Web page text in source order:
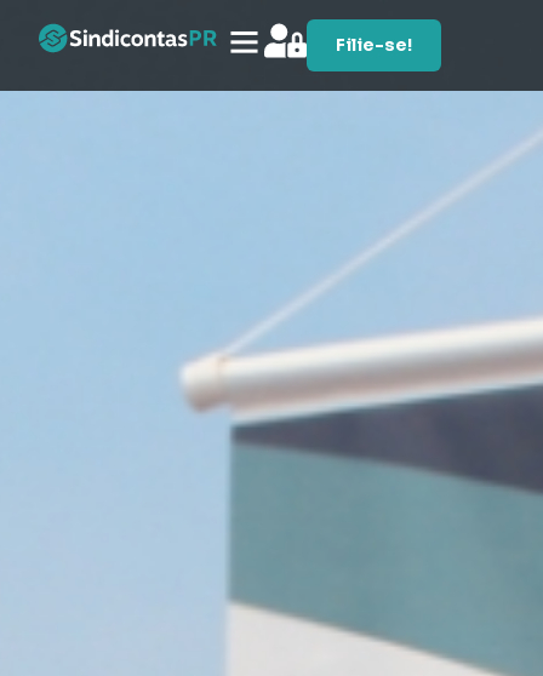
Filie-se!